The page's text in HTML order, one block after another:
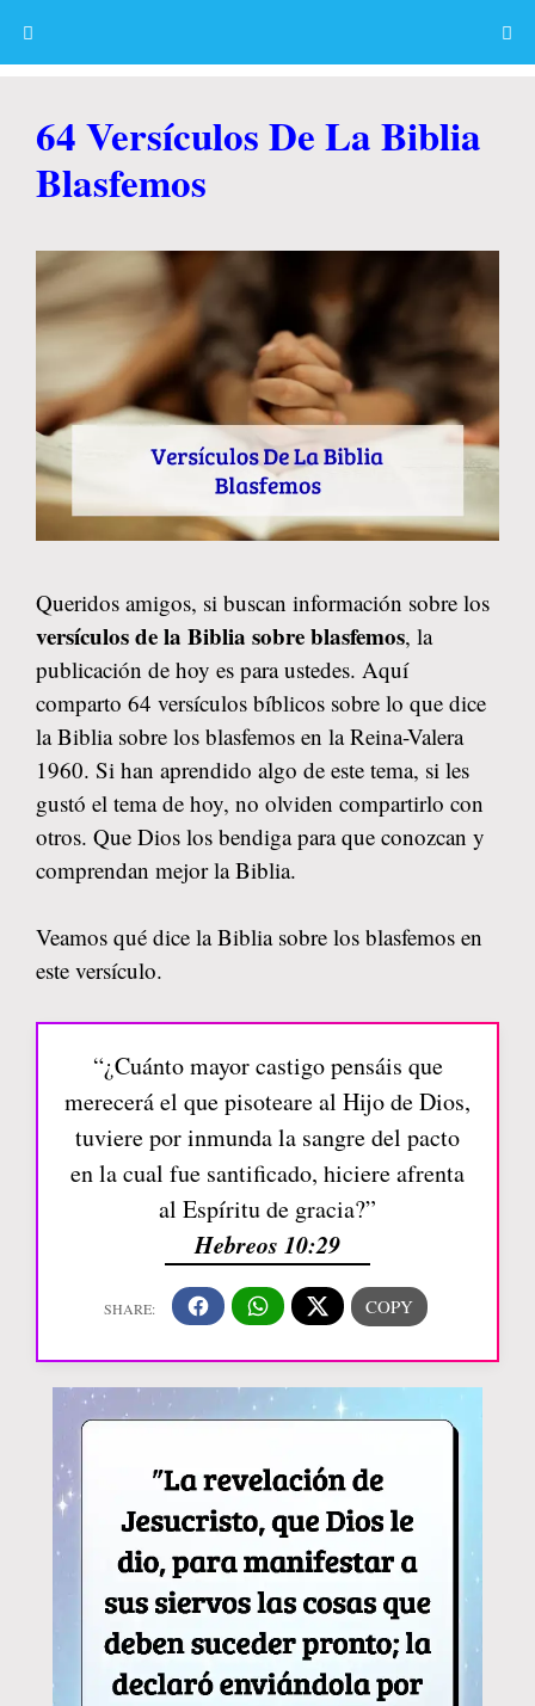
64 Versículos De La Biblia
Blasfemos
Queridos amigos, si buscan información sobre los
versículos de la Biblia sobre blasfemos, la
publicación de hoy es para ustedes. Aquí
comparto 64 versículos bíblicos sobre lo que dice
la Biblia sobre los blasfemos en la Reina-Valera
1960. Si han aprendido algo de este tema, si les
gustó el tema de hoy, no olviden compartirlo con
otros. Que Dios los bendiga para que conozcan y
comprendan mejor la Biblia.
Veamos qué dice la Biblia sobre los blasfemos en
este versículo.
“¿Cuánto mayor castigo pensáis que
merecerá el que pisoteare al Hijo de Dios,
tuviere por inmunda la sangre del pacto
en la cual fue santificado, hiciere afrenta
al Espíritu de gracia?”
Hebreos 10:29